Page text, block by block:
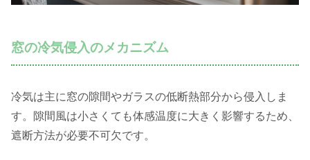
窓の冷気侵入のメカニズム
冷気は主に窓の隙間やガラスの低断熱部分から侵入しま
す。隙間風は小さくても体感温度に大きく影響するため、
遮断方法が必要不可欠です。